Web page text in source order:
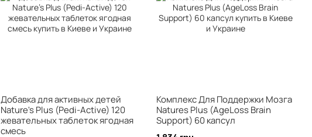
Добавка для активных детей
Nature's Plus (Pedi-Active) 120
жевательных таблеток ягодная
смесь
Комплекс Для Поддержки Мозга
Natures Plus (AgeLoss Brain
Support) 60 капсул